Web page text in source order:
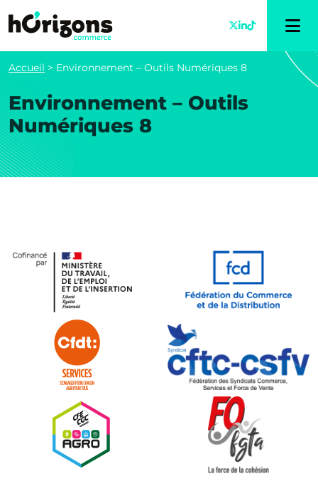
Accueil > Environnement – Outils Numériques 8
Environnement – Outils
Numériques 8